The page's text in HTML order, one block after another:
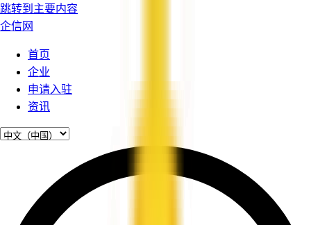
跳转到主要内容
企信网
首页
企业
申请入驻
资讯